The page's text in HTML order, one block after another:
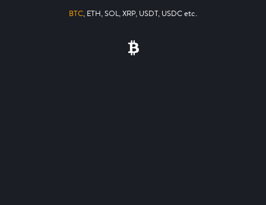
BTC, ETH, SOL, XRP, USDT, USDC etc.